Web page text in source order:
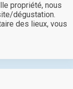
propriété, nous
dégustation.
des lieux, vous